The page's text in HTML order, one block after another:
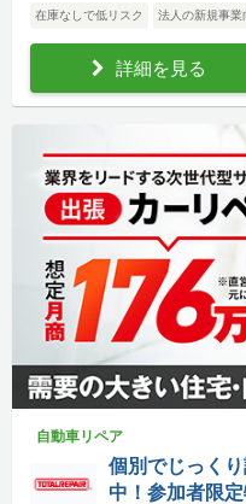
在庫なしで低リスク 法人の新規事業
詳細を見る
自動車リペア
個別でじっく
中！参加者限